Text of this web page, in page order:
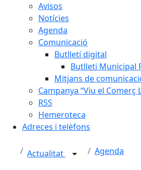
Avisos
Notícies
Agenda
Comunicació
Butlletí digital
Butlleti Municipal
Mitjans de
Campanya “Viu el Comerç
RSS
Hemeroteca
Adreces i telèfons
Actualitat Agenda